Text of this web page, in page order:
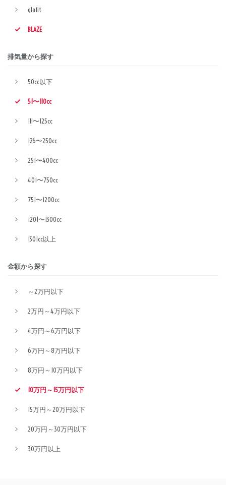
glafit
BLAZE
排気量から探す
50cc以下
51〜110cc
111〜125cc
126〜250cc
251〜400cc
401〜750cc
751〜1200cc
1201〜1300cc
1301cc以上
金額から探す
～2万円以下
2万円～4万円以下
4万円～6万円以下
6万円～8万円以下
8万円～10万円以下
10万円～15万円以下
15万円～20万円以下
20万円～30万円以下
30万円以上